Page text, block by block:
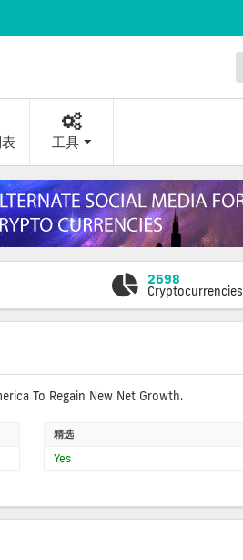
工具
2698
Cryptocurrencies
To Regain New Net Growth.
精选
Yes